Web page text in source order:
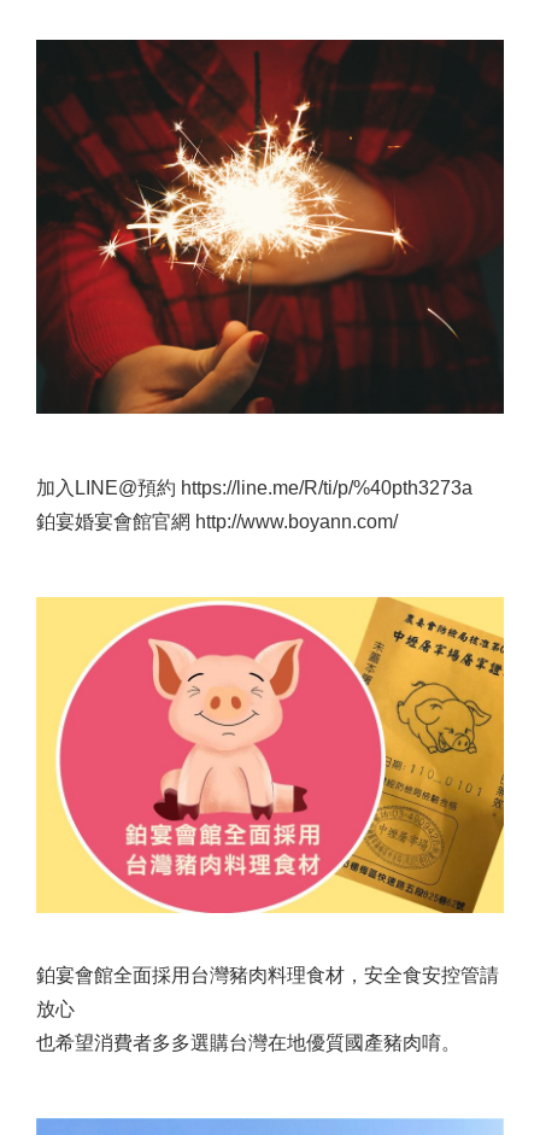
加入LINE@預約 https://line.me/R/ti/p/%40pth3273a
鉑宴婚宴會館官網 http://www.boyann.com/
鉑宴會館全面採用台灣豬肉料理食材，安全食安控管請
放心
也希望消費者多多選購台灣在地優質國產豬肉唷。